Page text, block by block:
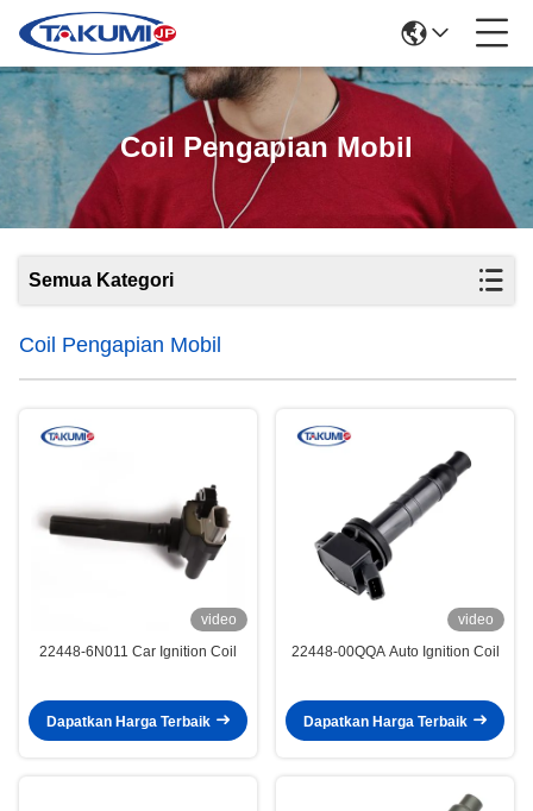
Coil Pengapian Mobil
Semua Kategori
Coil Pengapian Mobil
video
22448-6N011 Car Ignition Coil
Dapatkan Harga Terbaik
video
22448-00QQA Auto Ignition Coil
Dapatkan Harga Terbaik